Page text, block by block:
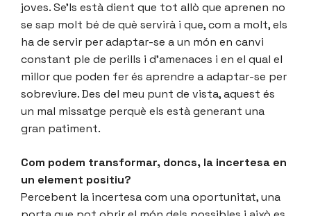
joves. Se’ls està dient que tot allò que aprenen no
se sap molt bé de què servirà i que, com a molt, els
ha de servir per adaptar-se a un món en canvi
constant ple de perills i d’amenaces i en el qual el
millor que poden fer és aprendre a adaptar-se per
sobreviure. Des del meu punt de vista, aquest és
un mal missatge perquè els està generant una
gran patiment.
Com podem transformar, doncs, la incertesa en
un element positiu?
Percebent la incertesa com una oportunitat, una